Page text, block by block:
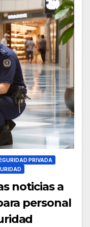
PRIVADA
noticias a
personal